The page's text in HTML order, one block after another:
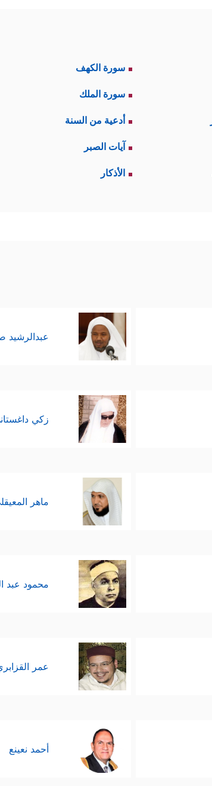
سورة الكهف
سورة الملك
أدعية من السنة
آيات الصبر
الأذكار
عبدالرشيد
زكي
ماهر
محمود عبد
عمر
أحمد نعينع